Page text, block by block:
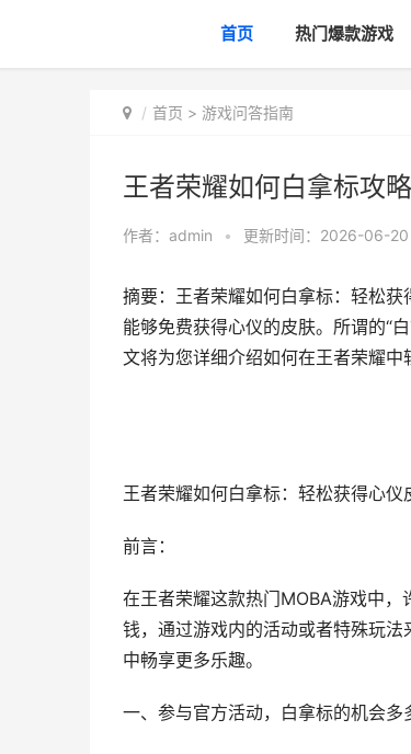
首页 热门爆款游戏
首页 > 游戏问答指南
王者荣耀如何白拿标攻
作者： admin • 更新时间：2026-06-20
摘要：王者荣耀如何白拿标：轻松
能够免费获得心仪的皮肤。所谓的“
文将为您详细介绍如何在王者荣耀
王者荣耀如何白拿标：轻松获得心仪
前言：
在王者荣耀这款热门MOBA游戏中，
钱，通过游戏内的活动或者特殊玩
中畅享更多乐趣。
一、参与官方活动，白拿标的机会多